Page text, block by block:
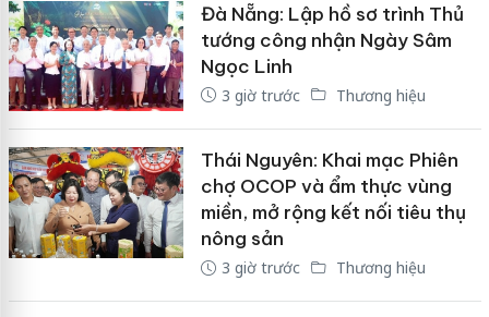
Đà Nẵng: Lập hồ sơ trình Thủ
tướng công nhận Ngày Sâm
Ngọc Linh
3 giờ trước Thương hiệu
Thái Nguyên: Khai mạc Phiên
chợ OCOP và ẩm thực vùng
miền, mở rộng kết nối tiêu thụ
nông sản
3 giờ trước Thương hiệu